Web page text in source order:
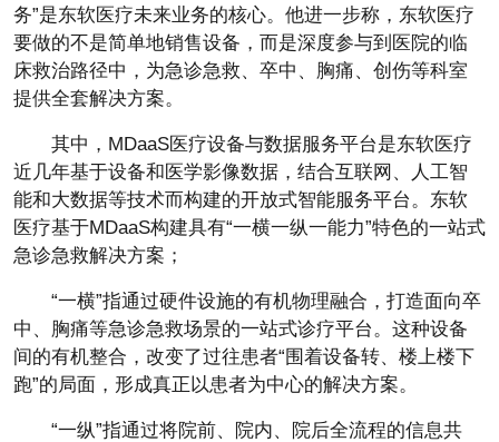
务”是东软医疗未来业务的核心。他进一步称，东软医疗
要做的不是简单地销售设备，而是深度参与到医院的临
床救治路径中，为急诊急救、卒中、胸痛、创伤等科室
提供全套解决方案。
其中，MDaaS医疗设备与数据服务平台是东软医疗
近几年基于设备和医学影像数据，结合互联网、人工智
能和大数据等技术而构建的开放式智能服务平台。东软
医疗基于MDaaS构建具有“一横一纵一能力”特色的一站式
急诊急救解决方案；
“一横”指通过硬件设施的有机物理融合，打造面向卒
中、胸痛等急诊急救场景的一站式诊疗平台。这种设备
间的有机整合，改变了过往患者“围着设备转、楼上楼下
跑”的局面，形成真正以患者为中心的解决方案。
“一纵”指通过将院前、院内、院后全流程的信息共